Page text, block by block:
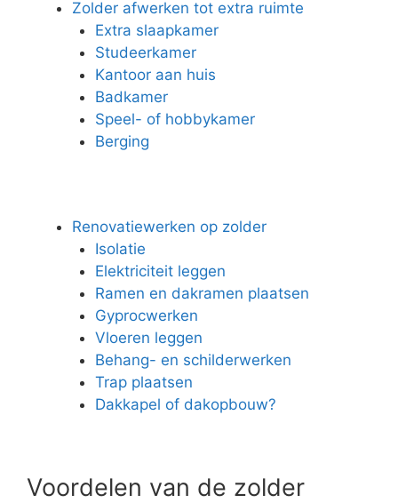
Zolder afwerken tot extra ruimte
Extra slaapkamer
Studeerkamer
Kantoor aan huis
Badkamer
Speel- of hobbykamer
Berging
Renovatiewerken op zolder
Isolatie
Elektriciteit leggen
Ramen en dakramen plaatsen
Gyprocwerken
Vloeren leggen
Behang- en schilderwerken
Trap plaatsen
Dakkapel of dakopbouw?
Voordelen van de zolder